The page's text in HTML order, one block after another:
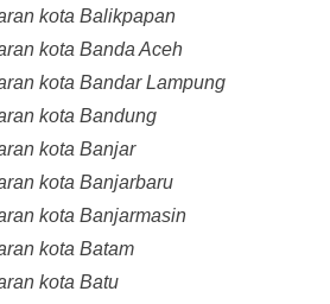
kota Balikpapan
kota Banda Aceh
kota Bandar Lampung
kota Bandung
kota Banjar
kota Banjarbaru
kota Banjarmasin
kota Batam
kota Batu